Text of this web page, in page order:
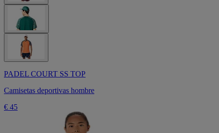
PADEL COURT SS TOP
Camisetas deportivas hombre
€ 45